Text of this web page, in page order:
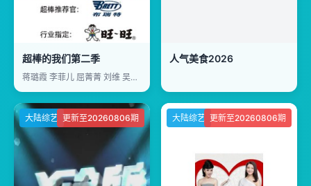
超棒的我们第二季
蒋璐霞 李菲儿 屈菁菁 刘维 吴俊霆 赵辰龙
人气美食2026
大陆综艺 更新至20260806期 大陆综艺 更新至20260806期